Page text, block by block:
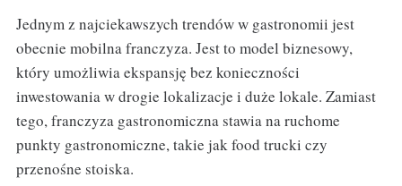
Jednym z najciekawszych trendów w gastronomii jest
obecnie mobilna franczyza. Jest to model biznesowy,
który umożliwia ekspansję bez konieczności
inwestowania w drogie lokalizacje i duże lokale. Zamiast
tego, franczyza gastronomiczna stawia na ruchome
punkty gastronomiczne, takie jak food trucki czy
przenośne stoiska.